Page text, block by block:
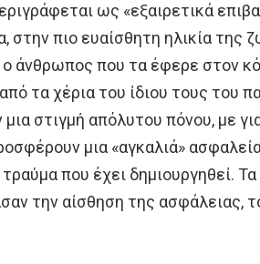
ως «εξαιρετικά
στην πιο ευαίσθητη ηλικία της
ο άνθρωπος που τα έφερε στον
τα χέρια του ίδιου τους του
στιγμή απόλυτου πόνου, με
μια «αγκαλιά»
που έχει δημιουργηθεί. Τα
την αίσθηση της ασφάλειας,